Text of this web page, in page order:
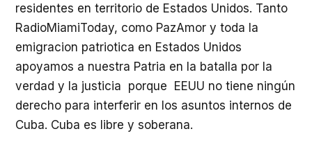
residentes en territorio de Estados Unidos. Tanto
RadioMiamiToday, como PazAmor y toda la
emigracion patriotica en Estados Unidos
apoyamos a nuestra Patria en la batalla por la
verdad y la justicia porque EEUU no tiene ningún
derecho para interferir en los asuntos internos de
Cuba. Cuba es libre y soberana.